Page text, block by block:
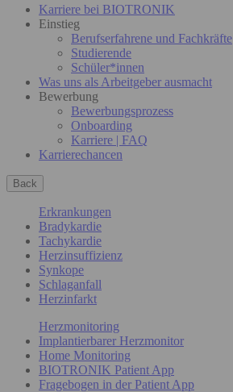
Karriere bei BIOTRONIK
Einstieg
Berufserfahrene und Fachkräfte
Studierende
Schüler*innen
Was uns als Arbeitgeber ausmacht
Bewerbung
Bewerbungsprozess
Onboarding
Karriere | FAQ
Karrierechancen
Back
Erkrankungen
Bradykardie
Tachykardie
Herzinsuffizienz
Synkope
Schlaganfall
Herzinfarkt
Herzmonitoring
Implantierbarer Herzmonitor
Home Monitoring
BIOTRONIK Patient App
Fragebogen in der Patient App